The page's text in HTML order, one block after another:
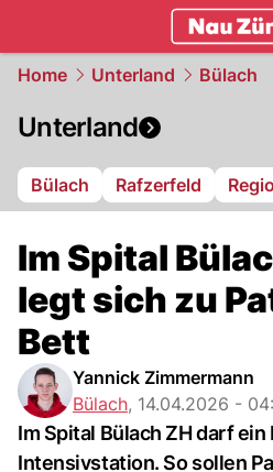
Home Unterland Bülach
Unterland
Bülach Rafzerfeld
Im Spital
legt sich zu
Bett
Yannick Zimmermann
Bülach, 14.04.2026 -
Im Spital Bülach ZH darf ein
Intensivstation. So sollen